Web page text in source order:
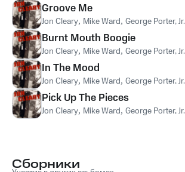
Groove Me
Jon Cleary, Mike Ward, George Porter, Jr.
Burnt Mouth Boogie
Jon Cleary, Mike Ward, George Porter, Jr.
In The Mood
Jon Cleary, Mike Ward, George Porter, Jr.
Pick Up The Pieces
Jon Cleary, Mike Ward, George Porter, Jr.
Сборники